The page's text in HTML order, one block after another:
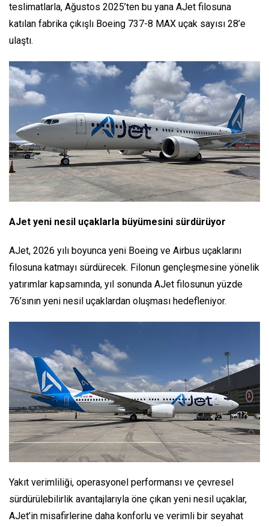
teslimatlarla, Ağustos 2025’ten bu yana AJet filosuna
katılan fabrika çıkışlı Boeing 737-8 MAX uçak sayısı 28’e
ulaştı.
AJet yeni nesil uçaklarla büyümesini sürdürüyor
AJet, 2026 yılı boyunca yeni Boeing ve Airbus uçaklarını
filosuna katmayı sürdürecek. Filonun gençleşmesine yönelik
yatırımlar kapsamında, yıl sonunda AJet filosunun yüzde
76’sının yeni nesil uçaklardan oluşması hedefleniyor.
Yakıt verimliliği, operasyonel performansı ve çevresel
sürdürülebilirlik avantajlarıyla öne çıkan yeni nesil uçaklar,
AJet’in misafirlerine daha konforlu ve verimli bir seyahat